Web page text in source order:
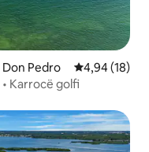
Pedro Vlerësimi
4,94 (18)
Karrocë golfi